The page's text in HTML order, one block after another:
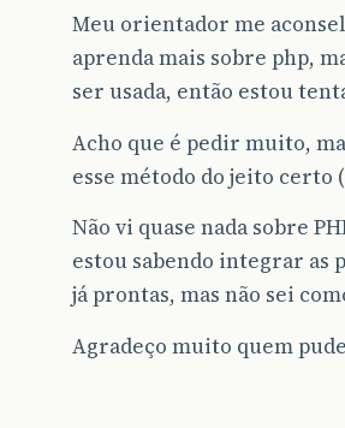
e.
}
}
}
});
Meu orientador me
aprenda mais sobre php,
ser usada, então estou
Acho que é pedir muito,
esse método do jeito certo
Não vi quase nada sobre
estou sabendo integrar as
já prontas, mas não sei
Agradeço muito quem